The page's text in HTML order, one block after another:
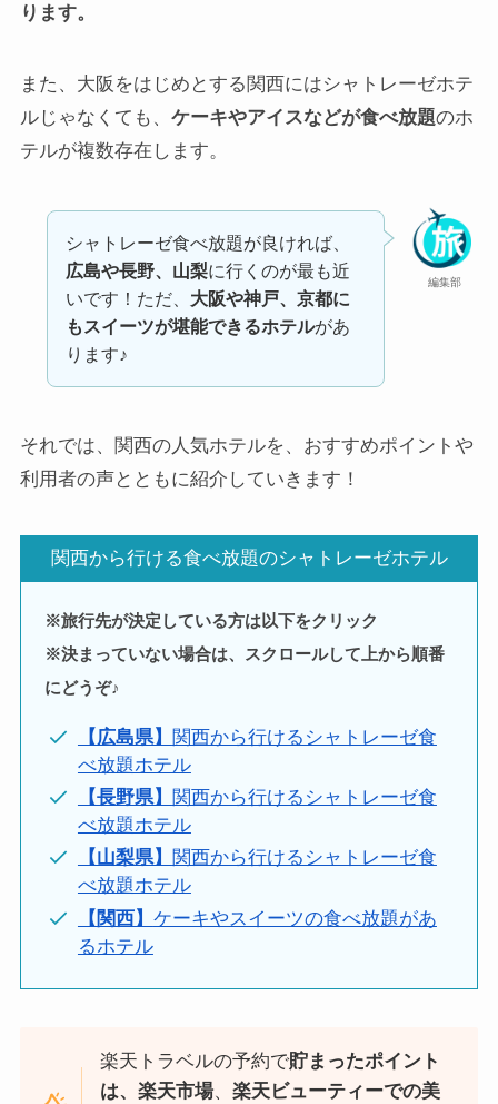
ります。
また、大阪をはじめとする関西にはシャトレーゼホテ
ルじゃなくても、 ケーキやアイスなどが食べ放題のホ
テルが複数存在します。
編集部
シャトレーゼ食べ放題が良ければ、
広島や長野、山梨に行くのが最も近
いです！ただ、 大阪や神戸、京都に
もスイーツが堪能できるホテルがあ
ります♪
それでは、関西の人気ホテルを、おすすめポイントや
利用者の声とともに紹介していきます！
関西から行ける食べ放題のシャトレーゼホテル
※旅行先が決定している方は以下をクリック
※決まっていない場合は、スクロールして上から順番
にどうぞ♪
【広島県】 関西から行けるシャトレーゼ食
べ放題ホテル
【長野県】 関西から行けるシャトレーゼ食
べ放題ホテル
【山梨県】 関西から行けるシャトレーゼ食
べ放題ホテル
【関西】 ケーキやスイーツの食べ放題があ
るホテル
楽天トラベルの予約で貯まったポイント
は、楽天市場、楽天ビューティーでの美